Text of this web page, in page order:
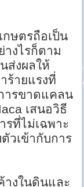
กษตรถือเป็น
งไรก็ตาม
ส่งผลให้
ร้ายแรงที่
ารขาดแคลน
เสนอวิธี
ที่ไม่เฉพาะ
วเข้ากับการ
างในดินและ